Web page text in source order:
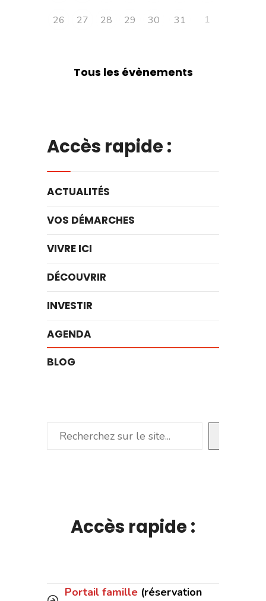
26 27 28 29 30 31 1
Tous les évènements
Accès rapide :
ACTUALITÉS
VOS DÉMARCHES
VIVRE ICI
DÉCOUVRIR
INVESTIR
AGENDA
BLOG
Rechercher
Accès rapide :
Portail famille (réservation